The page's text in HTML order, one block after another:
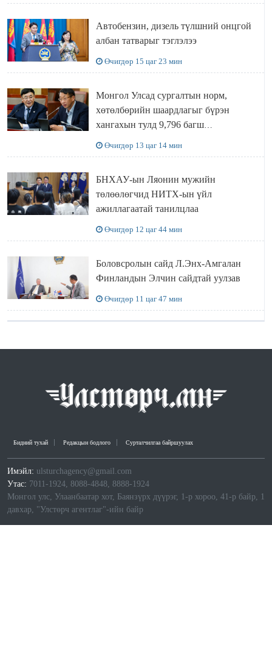
Автобензин, дизель түлшний онцгой
албан татварыг тэглэлээ
Өчигдөр 15 цаг 23 мин
Монгол Улсад сургалтын норм,
хөтөлбөрийн шаардлагыг бүрэн
хангахын тулд 9,796 багш
Өчигдөр 13 цаг 14 мин
БНХАУ-ын Ляонин мужийн
төлөөлөгчид НИТХ-ын үйл
ажиллагаатай танилцлаа
Өчигдөр 12 цаг 44 мин
Боловсролын сайд Л.Энх-Амгалан
Финландын Элчин сайдтай уулзав
Өчигдөр 11 цаг 47 мин
Бидний тухай Редакцын бодлого Сурталчилгаа байршуулах
Имэйл: ulsturchagency@gmail.com
Утас: 7011-1924, 8088-4848, 8888-1924
Монгол улс, Улаанбаатар хот, Баянзүрх дүүрэг, 1-р хороо, 41-р байр, 1
давхар, "Улстөрч агентлаг"-ийн байр